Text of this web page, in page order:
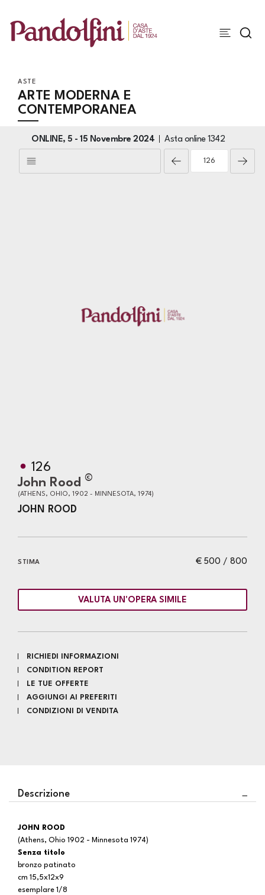
ASTE
ARTE MODERNA E
CONTEMPORANEA
ONLINE, 5 - 15 Novembre 2024 Asta online 1342
126
John Rood ©
(ATHENS, OHIO, 1902 - MINNESOTA, 1974)
JOHN ROOD
€ 500 / 800
STIMA
VALUTA UN'OPERA SIMILE
RICHIEDI INFORMAZIONI
CONDITION REPORT
LE TUE OFFERTE
AGGIUNGI AI PREFERITI
CONDIZIONI DI VENDITA
Descrizione
JOHN ROOD
(Athens, Ohio 1902 - Minnesota 1974)
Senza titolo
bronzo patinato
cm 15,5x12x9
esemplare 1/8